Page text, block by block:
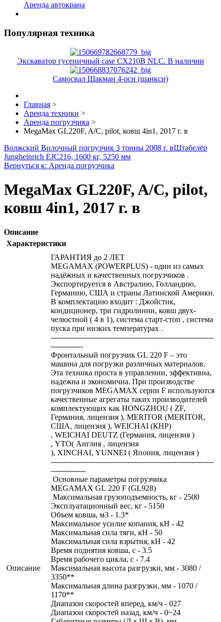
Аренда автокрана
Популярная техника
Экскаватор гусеничный case CX210B NLC. В наличии
Самосвал Шакман 4-осн (шанкси)
Главная >
Аренда техники >
Аренда погрузчика >
MegaMax GL220F, A/C, pilot, ковш 4in1, 2017 г. в
Волжский Вилочный погрузчик 3 тонны 2008 г. вШтабелёр
Jungheinrich EJC216, 1600 кг, 5250 мм
Вернуться к: Аренда погрузчика
MegaMax GL220F, A/C, pilot,
ковш 4in1, 2017 г. в
Описание
Характеристики
Описание
ГАРАНТИЯ до 2 ЛЕТ
MEGAMAX (POWERPLUS) - один из самых
надёжных и качественных погрузчиков .
Экспортируется в Австралию, Голландию,
Германию, США и страны Латинской Америки.
В комплектацию входит : Джойстик,
кондиционер, три гидролинии, ковш двух-
челюстной ( 4 в 1), система старт-стоп , система
пуска при низких температурах .
------------------------------------------------------------------
-------------
Фронтальный погрузчик GL 220 F – это
машина для погрузки различных материалов.
Эта техника проста в управлении, эффективна,
надежна и экономична. При производстве
погрузчиков MEGAMAX серии F используются
качественные агрегаты таких производителей
комплектующих как HONGZHOU ( ZF,
Германия, лицензия ), MERITOR (MERITOR,
США, лицензия ), WEICHAI (КНР)
, WEICHAI DEUTZ (Германия, лицензия )
, YTO( Англия , лицензия
), XINCHAI, YUNNEI ( Япония, лицензия )
------------------------------------------------------------------
--------------
Основные параметры погрузчика
MEGAMAX GL 220 F (GL928)
Максимальная грузоподъемность, кг - 2500
Эксплуатационный вес, кг - 5150
Объем ковша, м3 - 1.3*
Максимальное усилие копания, кН - 42
Максимальная сила тяги, кН - 50
Максимальная сила взрытия, кН - 42
Время поднятия ковша, с - 3.5
Время рабочего цикла, с - 7.4
Максимальная высота разгрузки, мм - 3080 /
3350**
Максимальная длина разгрузки, мм - 1070 /
1170**
Диапазон скоростей вперед, км/ч - 027
Диапазон скоростей назад, км/ч - 0~24